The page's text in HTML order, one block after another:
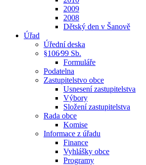
2009
2008
Dětský den v Šanově
Úřad
Úřední deska
§106⁄99 Sb.
Formuláře
Podatelna
Zastupitelstvo obce
Usnesení zastupitelstva
Výbory
Složení zastupitelstva
Rada obce
Komise
Informace z úřadu
Finance
Vyhlášky obce
Programy